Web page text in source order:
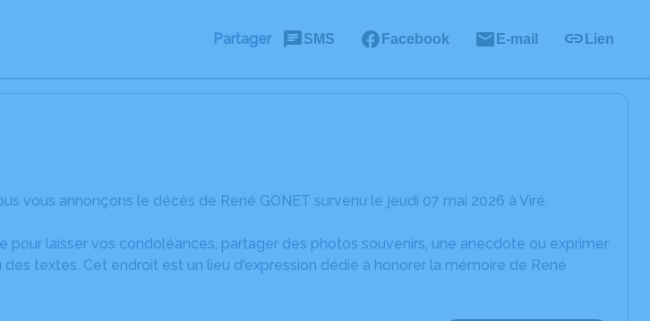
Partager SMS Facebook E-mail Lien
vous annonçons le décès de René GONET survenu le jeudi 07 mai 2026 à Viré.
pour laisser vos condoléances, partager des photos souvenirs, une anecdote ou exprimer
textes. Cet endroit est un lieu d'expression dédié à honorer la mémoire de René